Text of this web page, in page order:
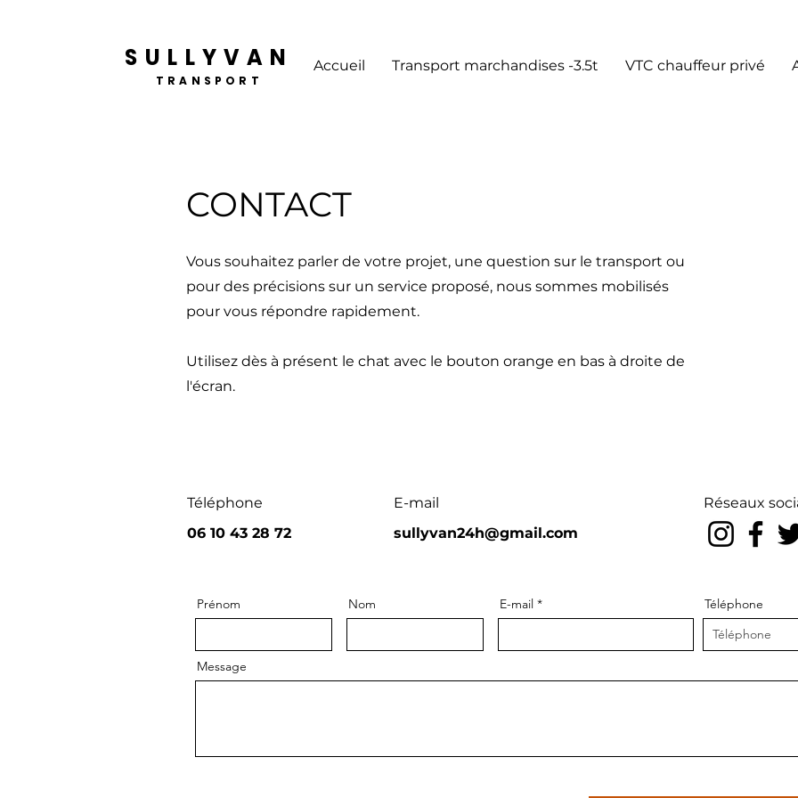
SULLYVAN
TRANSPORT
Accueil Transport marchandises -3.5t VTC chauffeur privé
CONTACT
Vous souhaitez parler de votre projet, une question sur le transport ou
pour des précisions sur un service proposé, nous sommes mobilisés
pour vous répondre rapidement.
Utilisez dès à présent le chat avec le bouton orange en bas à droite de
l'écran.
Téléphone
E-mail
06 10 43 28 72
sullyvan24h@gmail.com
Réseaux
Prénom Nom E-mail Téléphone
Message